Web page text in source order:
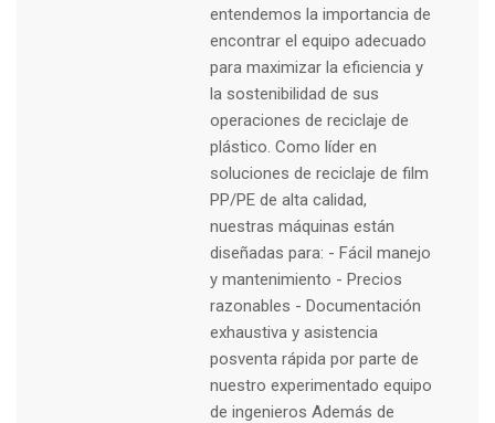
entendemos la importancia de
encontrar el equipo adecuado
para maximizar la eficiencia y
la sostenibilidad de sus
operaciones de reciclaje de
plástico. Como líder en
soluciones de reciclaje de film
PP/PE de alta calidad,
nuestras máquinas están
diseñadas para: - Fácil manejo
y mantenimiento - Precios
razonables - Documentación
exhaustiva y asistencia
posventa rápida por parte de
nuestro experimentado equipo
de ingenieros Además de